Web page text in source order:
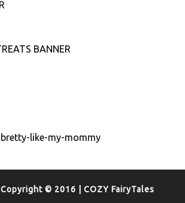
Copyright © 2016 | COZY FairyTales